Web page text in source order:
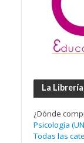
La
¿Dónde
Psicología
Todas las